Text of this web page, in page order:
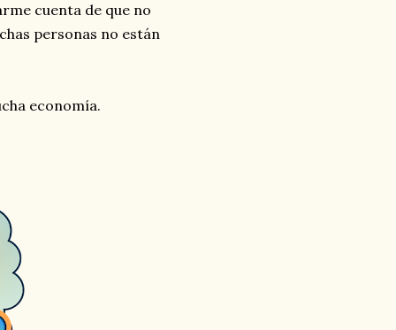
cuenta de que no
personas no están
economía.